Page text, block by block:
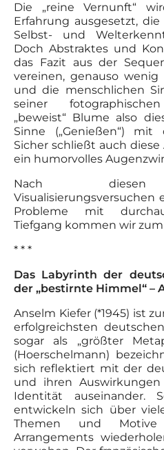
Die „reine Vernunft“
Erfahrung ausgesetzt,
Selbst- und
Doch Abstraktes und
das Fazit aus der
vereinen, genauso
und die menschlichen
seiner
„beweist“ Blume also
Sinne („Genießen“) mit
Sicher schließt auch
ein humorvolles
Nach diesen
Visualisierungsversuchen
Probleme mit
Tiefgang kommen wir
* * *
Das Labyrinth der
der „bestirnte Himmel“ –
Anselm Kiefer (*1945) ist
erfolgreichsten
sogar als „größter
(Hoerschelmann)
sich reflektiert mit der
und ihren
Identität auseinander.
entwickeln sich über
Themen und
Arrangements